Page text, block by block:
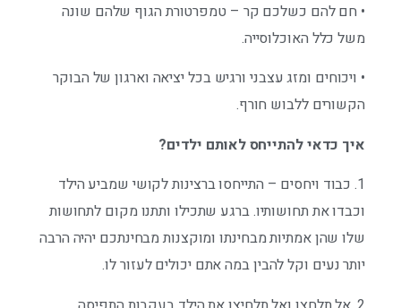
• חם להם כשלכם קר – טמפרטורת הגוף שלהם שונה
משל כלל האוכלוסייה.
• ויכוחים ומזג עצבני ורגיש בכל יציאה וארגון של הבוקר
הקשורים ללבוש חורף.
איך כדאי להתייחס לאותם ילדים?
1. כבוד ויחסים – התייחסו ברצינות לקושי שמביע הילד
וכבדו את תחושותיו. ברגע שתכילו ותתנו מקום לתחושות
שלו שהן אמתיות מבחינתו ומוקצנות מבחינתכם יהיה הרבה
יותר נעים וקל להבין במה אתם יכולים לעזור לו.